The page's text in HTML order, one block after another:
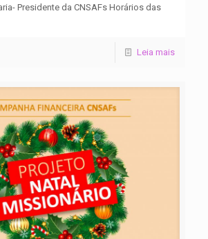
Presidente da CNSAFs Horários das
Leia mais